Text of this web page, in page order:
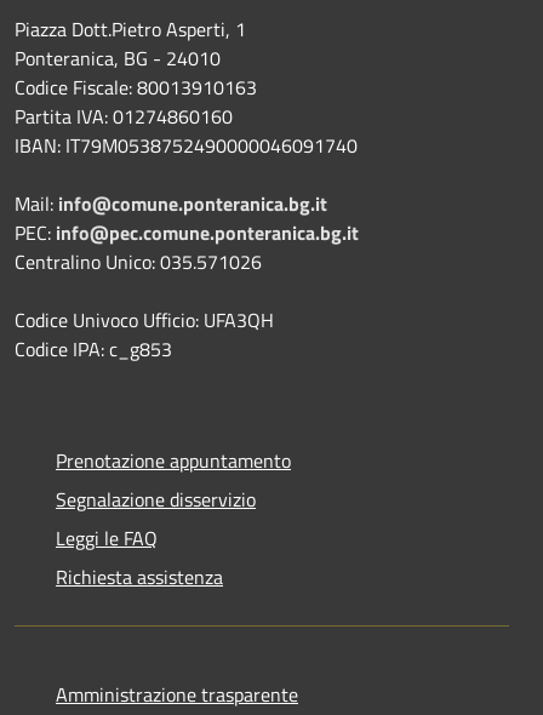
Piazza Dott.Pietro Asperti, 1
Ponteranica, BG - 24010
Codice Fiscale: 80013910163
Partita IVA: 01274860160
IBAN: IT79M0538752490000046091740
Mail: info@comune.ponteranica.bg.it
PEC: info@pec.comune.ponteranica.bg.it
Centralino Unico: 035.571026
Codice Univoco Ufficio: UFA3QH
Codice IPA: c_g853
Prenotazione appuntamento
Segnalazione disservizio
Leggi le FAQ
Richiesta assistenza
Amministrazione trasparente